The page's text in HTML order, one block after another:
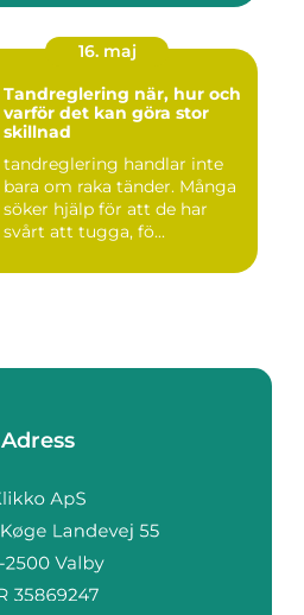
16. maj
Tandreglering när, hur och
varför det kan göra stor
skillnad
tandreglering handlar inte
bara om raka tänder. Många
söker hjälp för att de har
svårt att tugga, fö...
Adress